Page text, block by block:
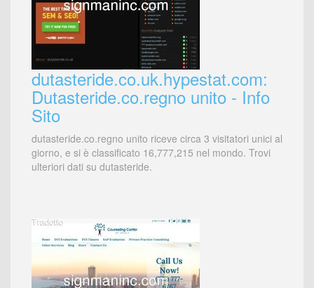
dutasteride.co.uk.hypestat.com:
Dutasteride.co.regno unito - Info
Sito
dutasteride.co.regno unito riceve circa 3 visitatori unici al
giorno, e si è classificato 16,777,215 nel mondo. Trovi
ulteriori dati su dutasteride.